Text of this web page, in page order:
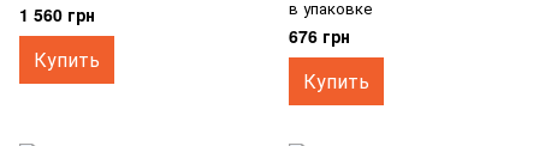
1 560 грн
Купить
в упаковке
676 грн
Купить